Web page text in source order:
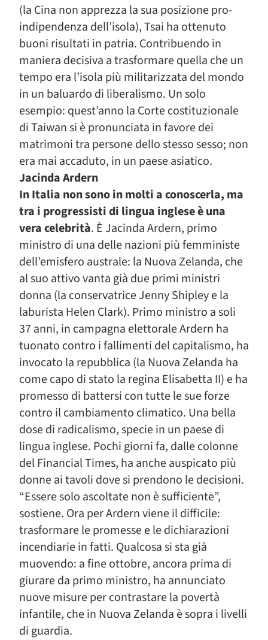
(la Cina non apprezza la sua posizione pro-
indipendenza dell’isola), Tsai ha ottenuto
buoni risultati in patria. Contribuendo in
maniera decisiva a trasformare quella che un
tempo era l’isola più militarizzata del mondo
in un baluardo di liberalismo. Un solo
esempio: quest’anno la Corte costituzionale
di Taiwan si è pronunciata in favore dei
matrimoni tra persone dello stesso sesso; non
era mai accaduto, in un paese asiatico.
Jacinda Ardern
In Italia non sono in molti a conoscerla, ma
tra i progressisti di lingua inglese è una
vera celebrità. È Jacinda Ardern, primo
ministro di una delle nazioni più femministe
dell’emisfero australe: la Nuova Zelanda, che
al suo attivo vanta già due primi ministri
donna (la conservatrice Jenny Shipley e la
laburista Helen Clark). Primo ministro a soli
37 anni, in campagna elettorale Ardern ha
tuonato contro i fallimenti del capitalismo, ha
invocato la repubblica (la Nuova Zelanda ha
come capo di stato la regina Elisabetta II) e ha
promesso di battersi con tutte le sue forze
contro il cambiamento climatico. Una bella
dose di radicalismo, specie in un paese di
lingua inglese. Pochi giorni fa, dalle colonne
del Financial Times, ha anche auspicato più
donne ai tavoli dove si prendono le decisioni.
“Essere solo ascoltate non è sufficiente”,
sostiene. Ora per Ardern viene il difficile:
trasformare le promesse e le dichiarazioni
incendiarie in fatti. Qualcosa si sta già
muovendo: a fine ottobre, ancora prima di
giurare da primo ministro, ha annunciato
nuove misure per contrastare la povertà
infantile, che in Nuova Zelanda è sopra i livelli
di guardia.